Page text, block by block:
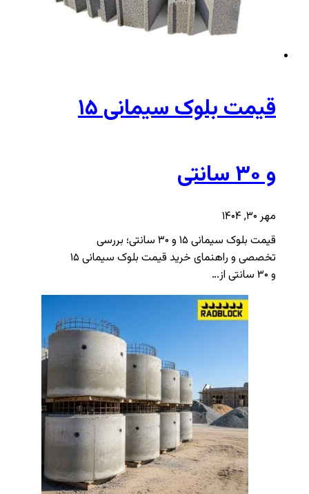
قیمت بلوک سیمانی ۱۵
و ۳۰ سانتی
مهر ۳۰, ۱۴۰۴
قیمت بلوک سیمانی ۱۵ و ۳۰ سانتی؛ بررسی
تخصصی و راهنمای خرید قیمت بلوک سیمانی ۱۵
و ۳۰ سانتی از…